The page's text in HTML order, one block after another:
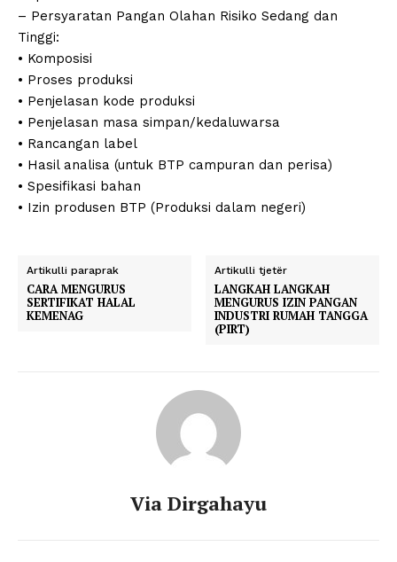
– Persyaratan Pangan Olahan Risiko Sedang dan
Tinggi:
• Komposisi
• Proses produksi
• Penjelasan kode produksi
• Penjelasan masa simpan/kedaluwarsa
• Rancangan label
• Hasil analisa (untuk BTP campuran dan perisa)
• Spesifikasi bahan
• Izin produsen BTP (Produksi dalam negeri)
Artikulli paraprak
CARA MENGURUS
SERTIFIKAT HALAL
KEMENAG
Artikulli tjetër
LANGKAH LANGKAH
MENGURUS IZIN PANGAN
INDUSTRI RUMAH TANGGA
(PIRT)
Via Dirgahayu